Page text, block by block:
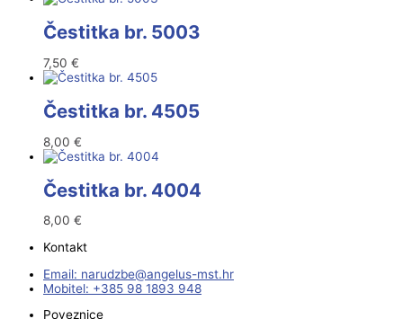
Čestitka br. 5003
7,50 €
Čestitka br. 4505
8,00 €
Čestitka br. 4004
8,00 €
Kontakt
Email:
rh.tsm-sulegna
@ebzduran
Mobitel: +385 98 1893 948
Poveznice